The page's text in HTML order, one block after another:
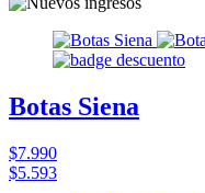
Botas Siena
$7.990
$5.593